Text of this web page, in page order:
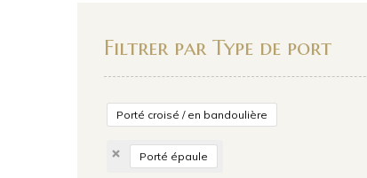
Filtrer par Type de port
Porté croisé / en bandoulière
Porté épaule